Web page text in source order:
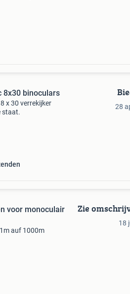
8x30 binoculars
x 30 verrekijker
staat.
28
voor monoculair
auf 1000m
Zie
18